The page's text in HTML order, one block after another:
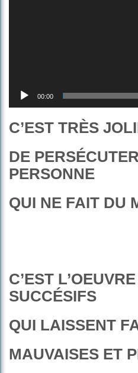
00:00
C’EST TRÈS
DE
PERSONNE
QUI NE FAIT DU
C’EST
SUCCÉSIFS
QUI LAISSENT
MAUVAISES ET